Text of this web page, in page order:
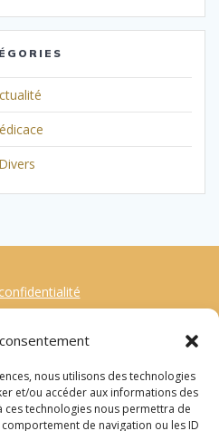
nous utilisons des technologies
et/ou accéder aux informations des
ces technologies nous permettra de
de navigation ou les ID
Divers
Cookies